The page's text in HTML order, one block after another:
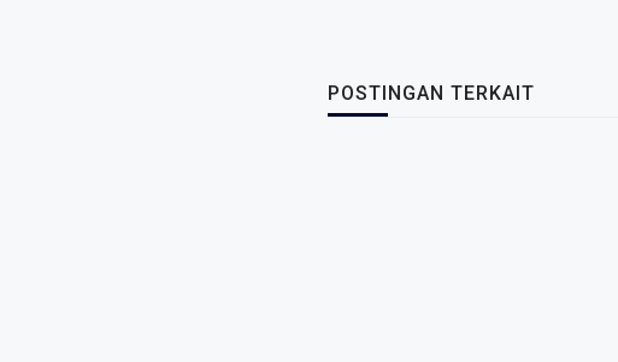
POSTINGAN TERKAIT